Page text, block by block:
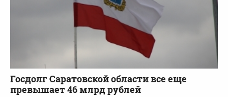
Госдолг Саратовской области все еще
превышает 46 млрд рублей